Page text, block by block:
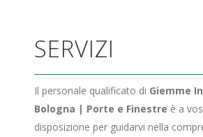
SERVIZI
Il personale qualificato di Giemme
Bologna | Porte e Finestre è a
disposizione per guidarvi nella